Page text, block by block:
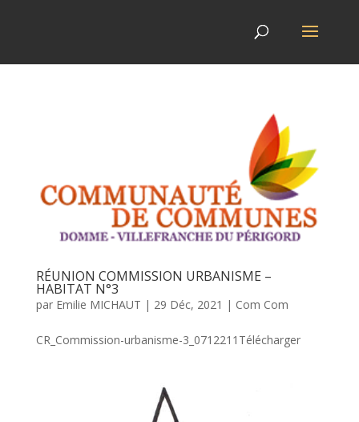
RÉUNION COMMISSION URBANISME –
HABITAT N°3
par Emilie MICHAUT | 29 Déc, 2021 | Com Com
CR_Commission-urbanisme-3_0712211Télécharger